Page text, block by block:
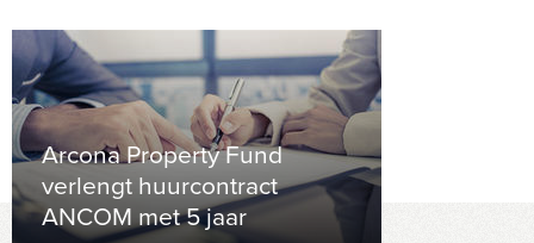
Arcona Property Fund
verlengt huurcontract
ANCOM met 5 jaar